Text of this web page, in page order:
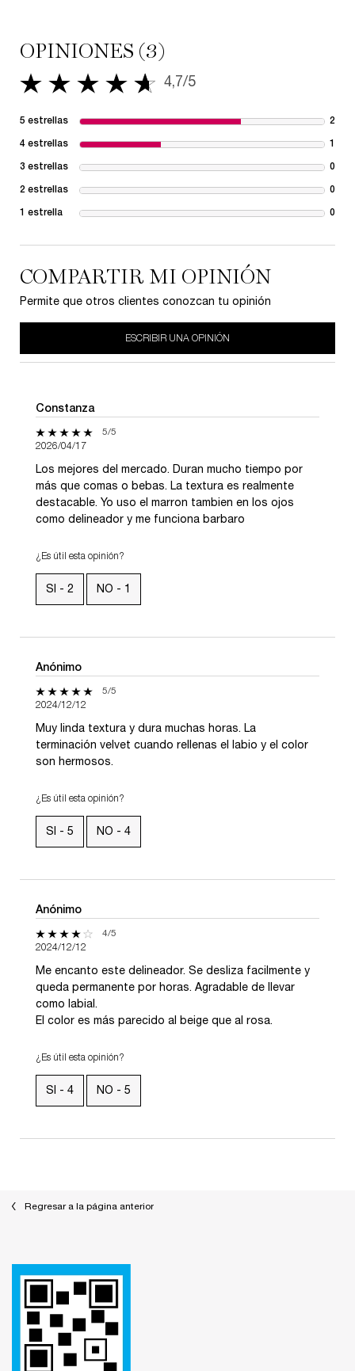
OPINIONES (3)
4,7 de 5 estrellas. 4,7/5
5 estrellas 2
4 estrellas 1
3 estrellas 0
2 estrellas 0
1 estrella 0
COMPARTIR MI OPINIÓN
Permite que otros clientes conozcan tu opinión
ESCRIBIR UNA OPINIÓN
Constanza
5 de 5 estrellas.5/5
2026/04/17
Los mejores del mercado. Duran mucho tiempo por
más que comas o bebas. La textura es realmente
destacable. Yo uso el marron tambien en los ojos
como delineador y me funciona barbaro
¿Es útil esta opinión?
SI - 2 NO - 1
Anónimo
5 de 5 estrellas.5/5
2024/12/12
Muy linda textura y dura muchas horas. La
terminación velvet cuando rellenas el labio y el color
son hermosos.
¿Es útil esta opinión?
SI - 5 NO - 4
Anónimo
4 de 5 estrellas.4/5
2024/12/12
Me encanto este delineador. Se desliza facilmente y
queda permanente por horas. Agradable de llevar
como labial.
El color es más parecido al beige que al rosa.
¿Es útil esta opinión?
SI - 4 NO - 5
Regresar a la página anterior